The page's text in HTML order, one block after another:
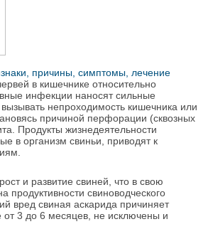
причины, симптомы, лечение
в кишечнике относительно
инфекции наносят сильные
непроходимость кишечника или
причиной перфорации (сквозных
Продукты жизнедеятельности
в организм свиньи, приводят к
и развитие свиней, что в свою
продуктивности свиноводческого
вред свиная аскарида причиняет
от 3 до 6 месяцев, не исключены и